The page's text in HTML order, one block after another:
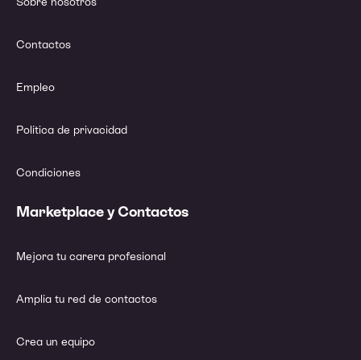
Contactos
Empleo
Política de privacidad
Condiciones
Marketplace y Contactos
Mejora tu carera profesional
Amplía tu red de contactos
Crea un equipo